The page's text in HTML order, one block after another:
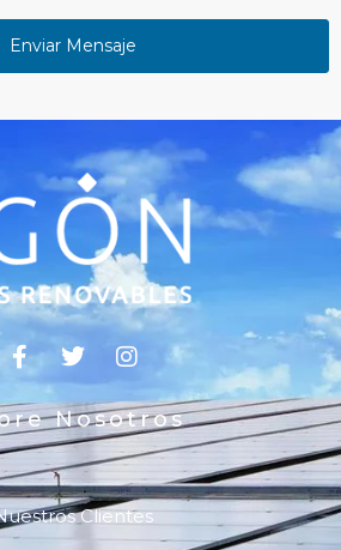
Enviar Mensaje
Nosotros
Clientes